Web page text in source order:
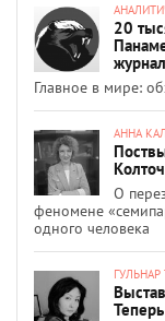
20
Главное в мире:
АННА
О
феномене
одного человека
ГУЛЬНАР